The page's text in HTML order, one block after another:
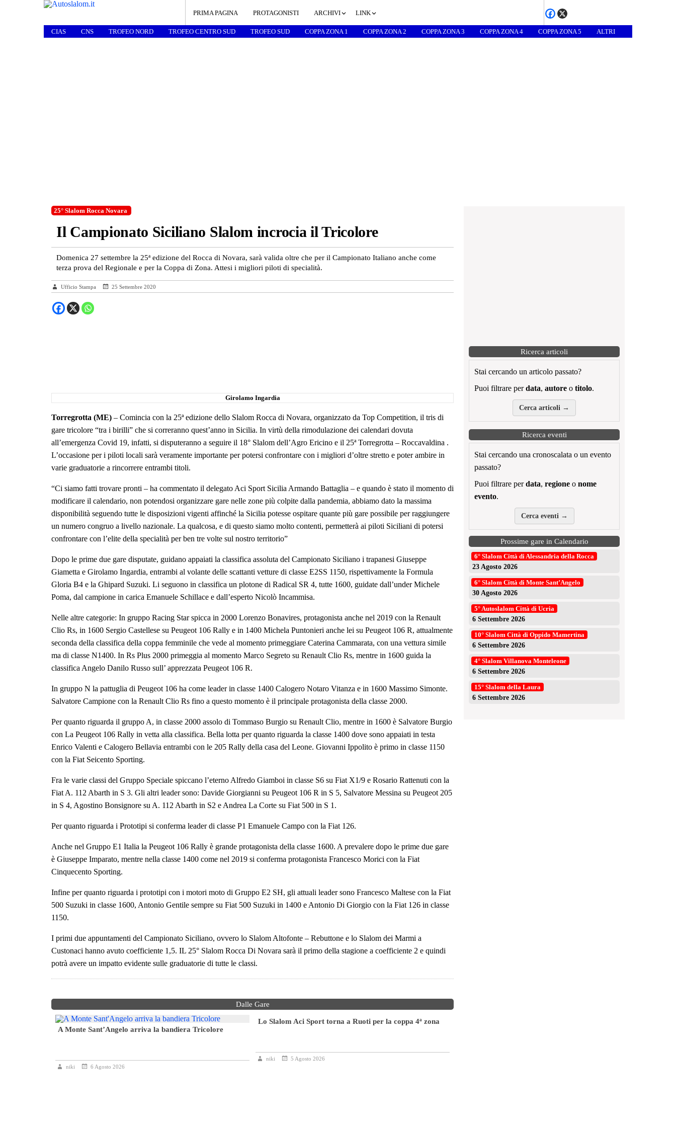
PRIMA PAGINA PROTAGONISTI ARCHIVI LINK
CIAS CNS TROFEO NORD TROFEO CENTRO SUD TROFEO SUD COPPA ZONA 1 COPPA ZONA 2 COPPA ZONA 3 COPPA ZONA 4 COPPA ZONA 5 ALTRI
25° Slalom Rocca Novara
Il Campionato Siciliano Slalom incrocia il Tricolore
Domenica 27 settembre la 25ª edizione del Rocca di Novara, sarà valida oltre che per il Campionato Italiano anche come
terza prova del Regionale e per la Coppa di Zona. Attesi i migliori piloti di specialità.
Ufficio Stampa 25 Settembre 2020
Girolamo Ingardia
Torregrotta (ME) – Comincia con la 25ª edizione dello Slalom Rocca di Novara, organizzato da Top Competition, il tris di
gare tricolore “tra i birilli” che si correranno quest’anno in Sicilia. In virtù della rimodulazione dei calendari dovuta
all’emergenza Covid 19, infatti, si disputeranno a seguire il 18° Slalom dell’Agro Ericino e il 25ª Torregrotta – Roccavaldina .
L’occasione per i piloti locali sarà veramente importante per potersi confrontare con i migliori d’oltre stretto e poter ambire in
varie graduatorie a rincorrere entrambi titoli.
“Ci siamo fatti trovare pronti – ha commentato il delegato Aci Sport Sicilia Armando Battaglia – e quando è stato il momento di
modificare il calendario, non potendosi organizzare gare nelle zone più colpite dalla pandemia, abbiamo dato la massima
disponibilità seguendo tutte le disposizioni vigenti affinché la Sicilia potesse ospitare quante più gare possibile per raggiungere
un numero congruo a livello nazionale. La qualcosa, e di questo siamo molto contenti, permetterà ai piloti Siciliani di potersi
confrontare con l’elite della specialità per ben tre volte sul nostro territorio”
Dopo le prime due gare disputate, guidano appaiati la classifica assoluta del Campionato Siciliano i trapanesi Giuseppe
Giametta e Girolamo Ingardia, entrambi al volante delle scattanti vetture di classe E2SS 1150, rispettivamente la Formula
Gloria B4 e la Ghipard Suzuki. Li seguono in classifica un plotone di Radical SR 4, tutte 1600, guidate dall’under Michele
Poma, dal campione in carica Emanuele Schillace e dall’esperto Nicolò Incammisa.
Nelle altre categorie: In gruppo Racing Star spicca in 2000 Lorenzo Bonavires, protagonista anche nel 2019 con la Renault
Clio Rs, in 1600 Sergio Castellese su Peugeot 106 Rally e in 1400 Michela Puntonieri anche lei su Peugeot 106 R, attualmente
seconda della classifica della coppa femminile che vede al momento primeggiare Caterina Cammarata, con una vettura simile
ma di classe N1400. In Rs Plus 2000 primeggia al momento Marco Segreto su Renault Clio Rs, mentre in 1600 guida la
classifica Angelo Danilo Russo sull’ apprezzata Peugeot 106 R.
In gruppo N la pattuglia di Peugeot 106 ha come leader in classe 1400 Calogero Notaro Vitanza e in 1600 Massimo Simonte.
Salvatore Campione con la Renault Clio Rs fino a questo momento è il principale protagonista della classe 2000.
Per quanto riguarda il gruppo A, in classe 2000 assolo di Tommaso Burgio su Renault Clio, mentre in 1600 è Salvatore Burgio
con La Peugeot 106 Rally in vetta alla classifica. Bella lotta per quanto riguarda la classe 1400 dove sono appaiati in testa
Enrico Valenti e Calogero Bellavia entrambi con le 205 Rally della casa del Leone. Giovanni Ippolito è primo in classe 1150
con la Fiat Seicento Sporting.
Fra le varie classi del Gruppo Speciale spiccano l’eterno Alfredo Giamboi in classe S6 su Fiat X1/9 e Rosario Rattenuti con la
Fiat A. 112 Abarth in S 3. Gli altri leader sono: Davide Giorgianni su Peugeot 106 R in S 5, Salvatore Messina su Peugeot 205
in S 4, Agostino Bonsignore su A. 112 Abarth in S2 e Andrea La Corte su Fiat 500 in S 1.
Per quanto riguarda i Prototipi si conferma leader di classe P1 Emanuele Campo con la Fiat 126.
Anche nel Gruppo E1 Italia la Peugeot 106 Rally è grande protagonista della classe 1600. A prevalere dopo le prime due gare
è Giuseppe Imparato, mentre nella classe 1400 come nel 2019 si conferma protagonista Francesco Morici con la Fiat
Cinquecento Sporting.
Infine per quanto riguarda i prototipi con i motori moto di Gruppo E2 SH, gli attuali leader sono Francesco Maltese con la Fiat
500 Suzuki in classe 1600, Antonio Gentile sempre su Fiat 500 Suzuki in 1400 e Antonio Di Giorgio con la Fiat 126 in classe
1150.
I primi due appuntamenti del Campionato Siciliano, ovvero lo Slalom Altofonte – Rebuttone e lo Slalom dei Marmi a
Custonaci hanno avuto coefficiente 1,5. IL 25° Slalom Rocca Di Novara sarà il primo della stagione a coefficiente 2 e quindi
potrà avere un impatto evidente sulle graduatorie di tutte le classi.
Dalle Gare
A Monte Sant’Angelo arriva la bandiera Tricolore
niki 6 Agosto 2026
Lo Slalom Aci Sport torna a Ruoti per la coppa 4ª zona
niki 5 Agosto 2026
Ricerca articoli
Stai cercando un articolo passato?
Puoi filtrare perdata, autore o titolo.
Cerca articoli →
Ricerca eventi
Stai cercando una cronoscalata o un evento
passato?
Puoi filtrare perdata, regione o nome
evento.
Cerca eventi →
Prossime gare in Calendario
6° Slalom Città di Alessandria della Rocca
23 Agosto 2026
6° Slalom Città di Monte Sant’Angelo
30 Agosto 2026
5° Autoslalom Città di Ucria
6 Settembre 2026
10° Slalom Città di Oppido Mamertina
6 Settembre 2026
4° Slalom Villanova Monteleone
6 Settembre 2026
15° Slalom della Laura
6 Settembre 2026